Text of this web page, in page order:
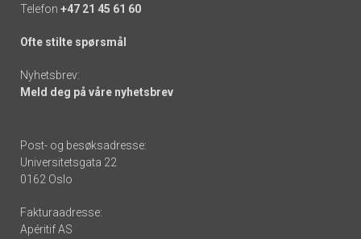
Telefon +47 21 45 61 60
Ofte stilte spørsmål
Nyhetsbrev:
Meld deg på våre nyhetsbrev
Post- og besøksadresse:
Universitetsgata 22
0162 Oslo
Fakturaadresse:
Apéritif AS